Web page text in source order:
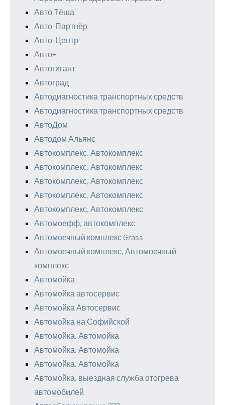
Авто Тёша
Авто-Партнёр
Авто-Центр
Авто+
Автогигант
Автоград
Автодиагностика транспортных средств
Автодиагностика транспортных средств
АвтоДом
Автодом Альянс
Автокомплекс, Автокомплекс
Автокомплекс, Автокомплекс
Автокомплекс, Автокомплекс
Автокомплекс, Автокомплекс
Автокомплекс, Автокомплекс
Автомоефф, автокомплекс
Автомоечный комплекс Grass
Автомоечный комплекс, Автомоечный
комплекс
Автомойка
Автомойка автосервис
Автомойка Автосервис
Автомойка на Софийской
Автомойка, Автомойка
Автомойка, Автомойка
Автомойка, Автомойка
Автомойка, выездная служба отогрева
автомобилей